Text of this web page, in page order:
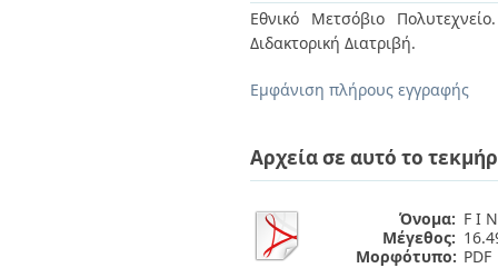
Εθνικό Μετσόβιο
Διδακτορική Διατριβή.
Εμφάνιση πλήρους εγγραφής
Αρχεία σε αυτό το
Όνομα: F I
Μέγεθος:
Μορφότυπο: PDF